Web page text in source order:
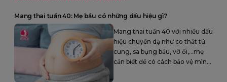
Mang thai tuần 40: Mẹ bầu có những dấu hiệu gì?
Mang thai tuần 40 với nhiều dấu
hiệu chuyển dạ như co thắt tử
cung, sa bụng bầu, vỡ ối,...mẹ
cần biết để có cách bảo vệ mình